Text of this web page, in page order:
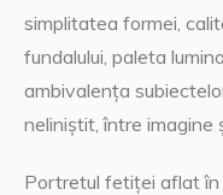
simplitatea formei,
fundalului, paleta
ambivalența
neliniștit, între imagine
Portretul fetiței aflat în